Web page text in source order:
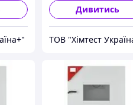
Дивитись
ТОВ "Хімтест